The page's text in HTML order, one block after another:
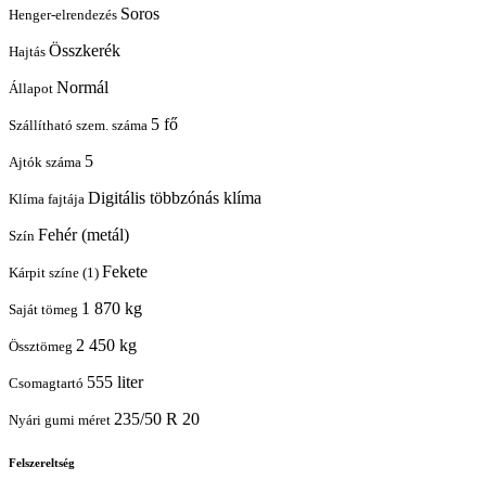
Henger-elrendezés Soros
Hajtás Összkerék
Állapot Normál
Szállítható szem. száma 5 fő
Ajtók száma 5
Klíma fajtája Digitális többzónás klíma
Szín Fehér (metál)
Kárpit színe (1) Fekete
Saját tömeg 1 870 kg
Össztömeg 2 450 kg
Csomagtartó 555 liter
Nyári gumi méret 235/50 R 20
Felszereltség